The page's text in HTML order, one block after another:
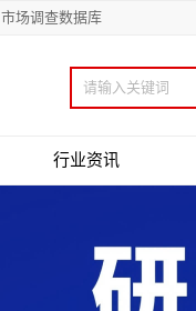
市场调查数据库
行业资讯